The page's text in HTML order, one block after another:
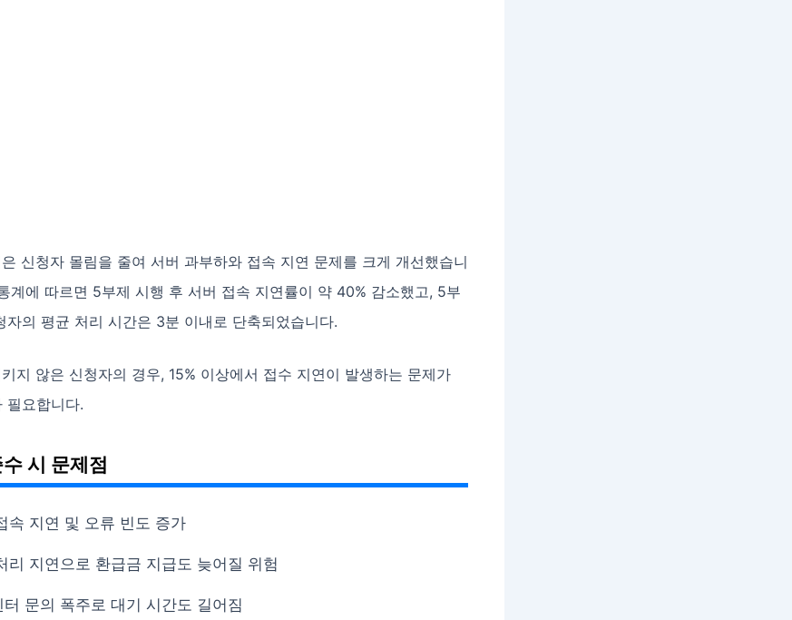
신청자 몰림을 줄여 서버 과부하와 접속 지연 문제를 크게 개선했습니
계에 따르면 5부제 시행 후 서버 접속 지연률이 약 40% 감소했고, 5부
자의 평균 처리 시간은 3분 이내로 단축되었습니다.
지 않은 신청자의 경우, 15% 이상에서 접수 지연이 발생하는 문제가
필요합니다.
시 문제점
속 지연 및 오류 빈도 증가
리 지연으로 환급금 지급도 늦어질 위험
터 문의 폭주로 대기 시간도 길어짐